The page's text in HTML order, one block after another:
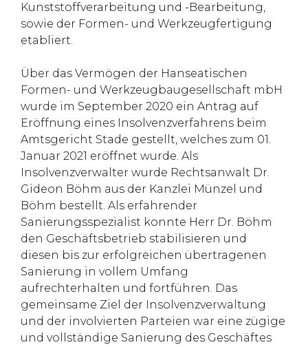
Kunststoffverarbeitung und -Bearbeitung,
sowie der Formen- und Werkzeugfertigung
etabliert.
Über das Vermögen der Hanseatischen
Formen- und Werkzeugbaugesellschaft mbH
wurde im September 2020 ein Antrag auf
Eröffnung eines Insolvenzverfahrens beim
Amtsgericht Stade gestellt, welches zum 01.
Januar 2021 eröffnet wurde. Als
Insolvenzverwalter wurde Rechtsanwalt Dr.
Gideon Böhm aus der Kanzlei Münzel und
Böhm bestellt. Als erfahrender
Sanierungsspezialist konnte Herr Dr. Böhm
den Geschäftsbetrieb stabilisieren und
diesen bis zur erfolgreichen übertragenen
Sanierung in vollem Umfang
aufrechterhalten und fortführen. Das
gemeinsame Ziel der Insolvenzverwaltung
und der involvierten Parteien war eine zügige
und vollständige Sanierung des Geschäftes